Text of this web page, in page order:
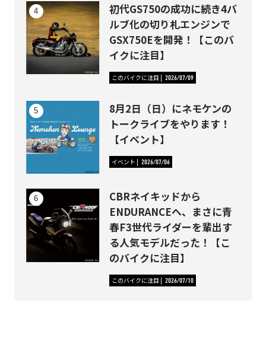
初代GS750の成功に続き4バ
ルブ化の切り札エンジンで
GSX750Eを開発！【このバ
イクに注目】
このバイクに注目 2026/07/09
8月2日（日）にネモケンの
トークライブをやります！
【イベント】
イベント 2026/07/06
CBRネイキッドから
ENDURANCEへ、まさに青
春F3世代ライダーを輩出す
る人気モデルだった！【こ
のバイクに注目】
このバイクに注目 2026/07/10